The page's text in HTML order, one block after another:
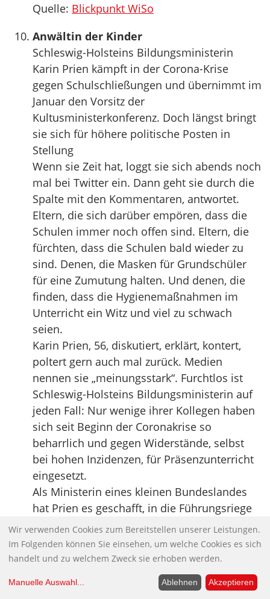
Quelle: Blickpunkt WiSo
Anwältin der Kinder
Schleswig-Holsteins Bildungsministerin
Karin Prien kämpft in der Corona-Krise
gegen Schulschließungen und übernimmt im
Januar den Vorsitz der
Kultusministerkonferenz. Doch längst bringt
sie sich für höhere politische Posten in
Stellung
Wenn sie Zeit hat, loggt sie sich abends noch
mal bei Twitter ein. Dann geht sie durch die
Spalte mit den Kommentaren, antwortet.
Eltern, die sich darüber empören, dass die
Schulen immer noch offen sind. Eltern, die
fürchten, dass die Schulen bald wieder zu
sind. Denen, die Masken für Grundschüler
für eine Zumutung halten. Und denen, die
finden, dass die Hygienemaßnahmen im
Unterricht ein Witz und viel zu schwach
seien.
Karin Prien, 56, diskutiert, erklärt, kontert,
poltert gern auch mal zurück. Medien
nennen sie „meinungsstark“. Furchtlos ist
Schleswig-Holsteins Bildungsministerin auf
jeden Fall: Nur wenige ihrer Kollegen haben
sich seit Beginn der Coronakrise so
beharrlich und gegen Widerstände, selbst
bei hohen Inzidenzen, für Präsenzunterricht
eingesetzt.
Als Ministerin eines kleinen Bundeslandes
hat Prien es geschafft, in die Führungsriege
der Bundes-CDU aufzusteigen. Sie ist
stellvertretende Landesvorsitzende, sitzt im
Bundesvorstand – und will jetzt eine von fünf
stellvertretenden Bundesvorsitzenden
werden.
Wir verwenden Cookies zum Bereitstellen unserer Leistungen.
Im Folgenden können Sie einsehen, um welche Cookies es sich
handelt und zu welchem Zweck sie erhoben werden.
Manuelle Auswahl... Ablehnen Akzeptieren